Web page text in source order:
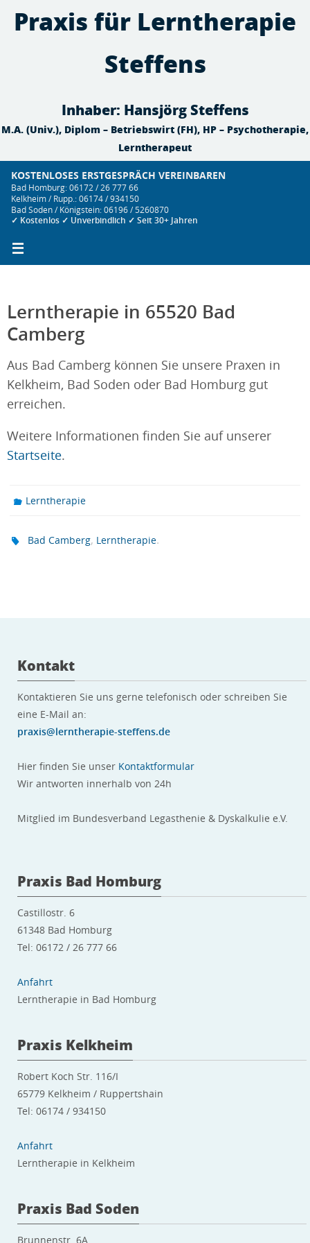
Inhalt
KOSTENLOSES ERSTGESPRÄCH VEREINBAREN
Bad Homburg: 06172 / 26 777 66
Kelkheim / Rupp.: 06174 / 934150
Bad Soden / Königstein: 06196 / 5260870
✓ Kostenlos ✓ Unverbindlich ✓ Seit 30+ Jahren
Praxis für Lerntherapie
Steffens
Inhaber: Hansjörg Steffens
M.A. (Univ.), Diplom – Betriebswirt (FH), HP – Psychotherapie,
Lerntherapeut
Lerntherapie in 65520 Bad
Camberg
Aus Bad Camberg können Sie unsere Praxen in
Kelkheim, Bad Soden oder Bad Homburg gut
erreichen.
Weitere Informationen finden Sie auf unserer
Startseite.
Lerntherapie
Bad Camberg, Lerntherapie.
Kontakt
Kontaktieren Sie uns gerne telefonisch oder schreiben Sie
eine E-Mail an:
praxis@lerntherapie-steffens.de
Hier finden Sie unser Kontaktformular
Wir antworten innerhalb von 24h
Mitglied im Bundesverband Legasthenie & Dyskalkulie e.V.
Praxis Bad Homburg
Castillostr. 6
61348 Bad Homburg
Tel: 06172 / 26 777 66
Anfahrt
Lerntherapie in Bad Homburg
Praxis Kelkheim
Robert Koch Str. 116/I
65779 Kelkheim / Ruppertshain
Tel: 06174 / 934150
Anfahrt
Lerntherapie in Kelkheim
Praxis Bad Soden
Brunnenstr. 6A